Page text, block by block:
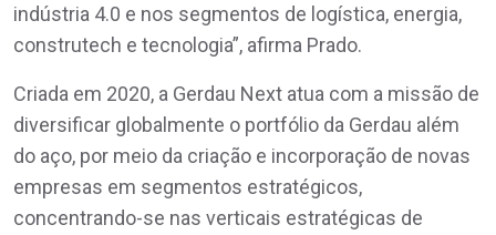
indústria 4.0 e nos segmentos de logística, energia,
construtech e tecnologia”, afirma Prado.
Criada em 2020, a Gerdau Next atua com a missão de
diversificar globalmente o portfólio da Gerdau além
do aço, por meio da criação e incorporação de novas
empresas em segmentos estratégicos,
concentrando-se nas verticais estratégicas de